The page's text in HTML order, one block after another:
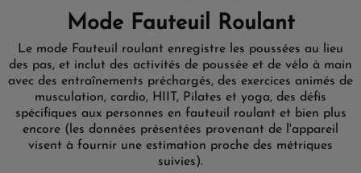
Mode Fauteuil Roulant
Le mode Fauteuil roulant enregistre les poussées au lieu
des pas, et inclut des activités de poussée et de vélo à main
avec des entraînements préchargés, des exercices animés de
musculation, cardio, HIIT, Pilates et yoga, des défis
spécifiques aux personnes en fauteuil roulant et bien plus
encore (les données présentées provenant de l'appareil
visent à fournir une estimation proche des métriques
suivies).